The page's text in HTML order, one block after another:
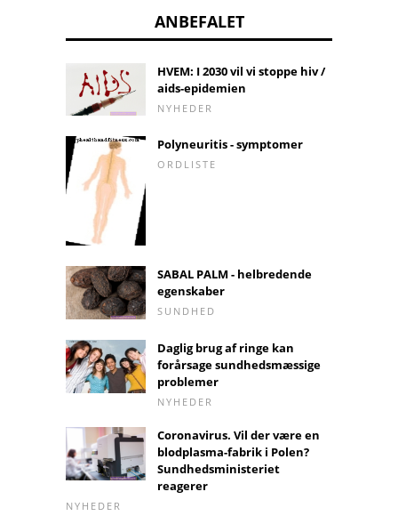
ANBEFALET
HVEM: I 2030 vil vi stoppe hiv /
aids-epidemien
NYHEDER
Polyneuritis - symptomer
ORDLISTE
SABAL PALM - helbredende
egenskaber
SUNDHED
Daglig brug af ringe kan
forårsage sundhedsmæssige
problemer
NYHEDER
Coronavirus. Vil der være en
blodplasma-fabrik i Polen?
Sundhedsministeriet
reagerer
NYHEDER